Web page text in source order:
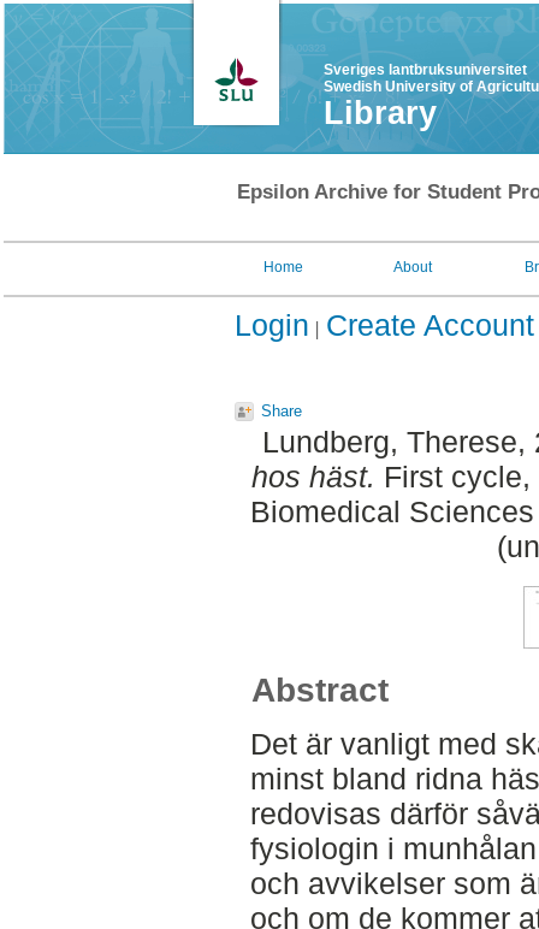
Sveriges lantbruksuniversitet
Swedish University of
Library
Epsilon Archive for Student
Home About
Login Create Account
Share
Lundberg, Therese,
hos häst. First
Biomedical
Abstract
Det är vanligt med
minst bland ridna
redovisas därför
fysiologin i
och avvikelser som
och om de kommer